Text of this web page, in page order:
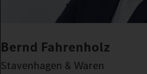
Bernd Fahrenholz
Stavenhagen & Waren